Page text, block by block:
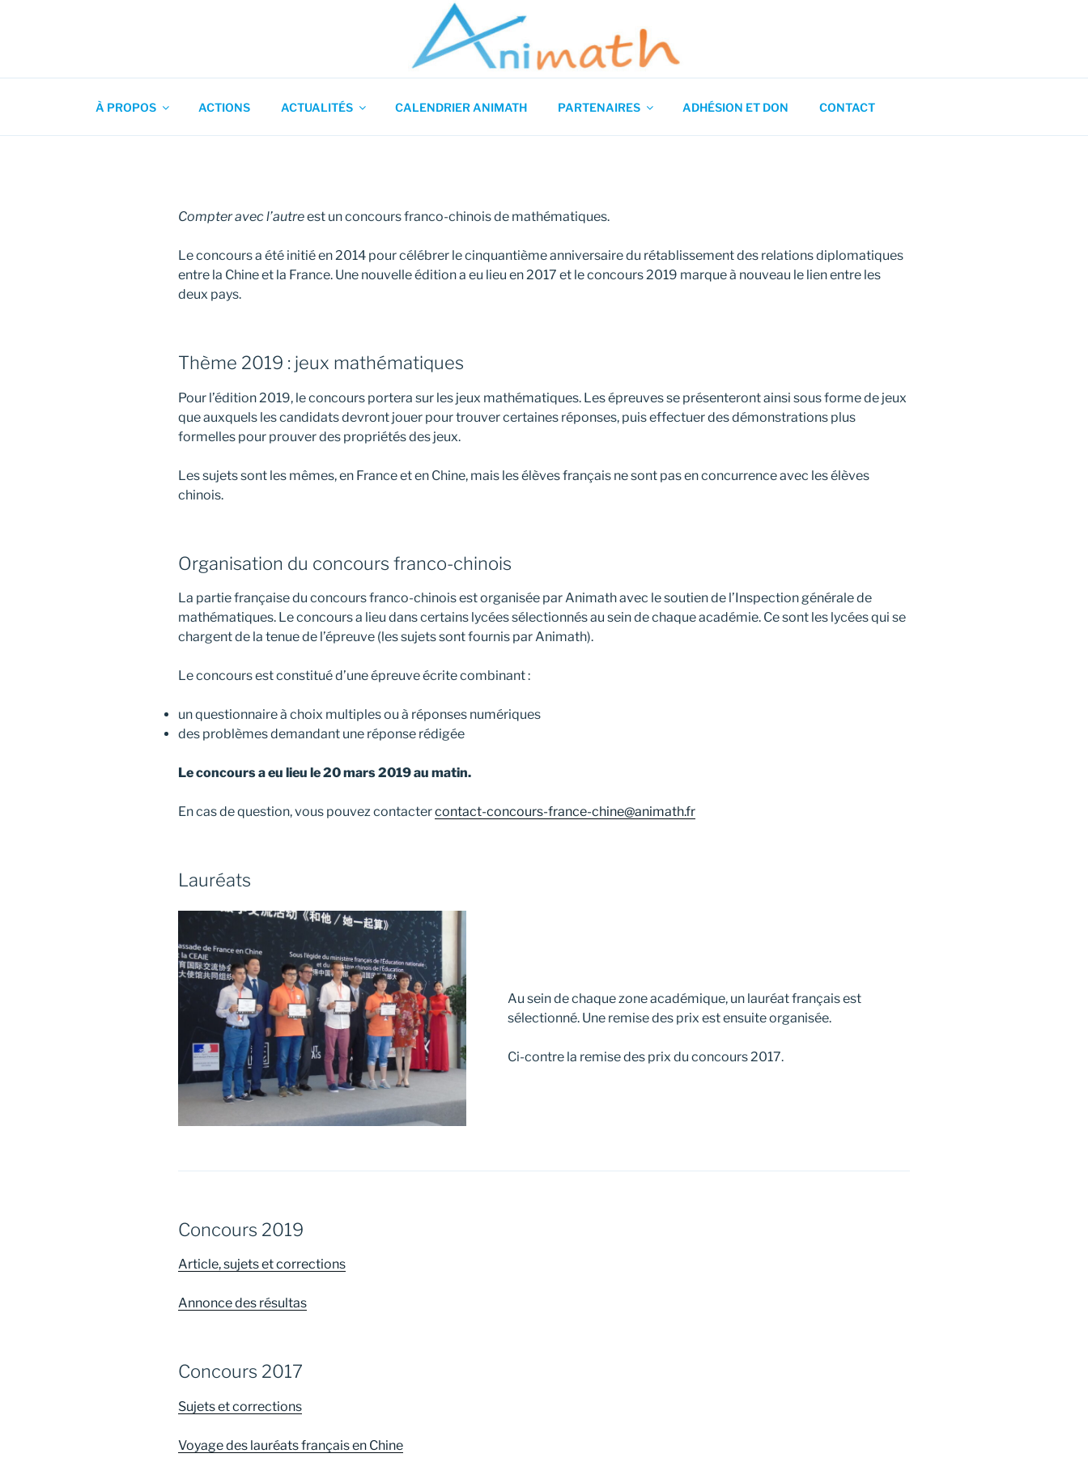
Association pour l'Animation en Mathématiques
À PROPOS ACTIONS ACTUALITÉS CALENDRIER ANIMATH PARTENAIRES ADHÉSION ET DON CONTACT
Compter avec l’autreest un concours franco-chinois de mathématiques.
Le concours a été initié en 2014 pour célébrer le cinquantième anniversaire du rétablissement des relations diplomatiques
entre la Chine et la France. Une nouvelle édition a eu lieu en 2017 et le concours 2019 marque à nouveau le lien entre les
deux pays.
Thème 2019 : jeux mathématiques
Pour l’édition 2019, le concours portera sur les jeux mathématiques. Les épreuves se présenteront ainsi sous forme de jeux
que auxquels les candidats devront jouer pour trouver certaines réponses, puis effectuer des démonstrations plus
formelles pour prouver des propriétés des jeux.
Les sujets sont les mêmes, en France et en Chine, mais les élèves français ne sont pas en concurrence avec les élèves
chinois.
Organisation du concours franco-chinois
La partie française du concours franco-chinois est organisée par Animath avec le soutien de l’Inspection générale de
mathématiques. Le concours a lieu dans certains lycées sélectionnés au sein de chaque académie. Ce sont les lycées qui se
chargent de la tenue de l’épreuve (les sujets sont fournis par Animath).
Le concours est constitué d’une épreuve écrite combinant :
un questionnaire à choix multiples ou à réponses numériques
des problèmes demandant une réponse rédigée
Le concours a eu lieu le 20 mars 2019 au matin.
En cas de question, vous pouvez contactercontact-concours-france-chine@animath.fr
Lauréats
Au sein de chaque zone académique, un lauréat français est
sélectionné. Une remise des prix est ensuite organisée.
Ci-contre la remise des prix du concours 2017.
Concours 2019
Article, sujets et corrections
Annonce des résultas
Concours 2017
Sujets et corrections
Voyage des lauréats français en Chine